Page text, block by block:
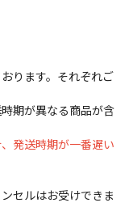
ります。それぞれご
期が異なる商品が含
発送時期が一番遅い
セルはお受けできま